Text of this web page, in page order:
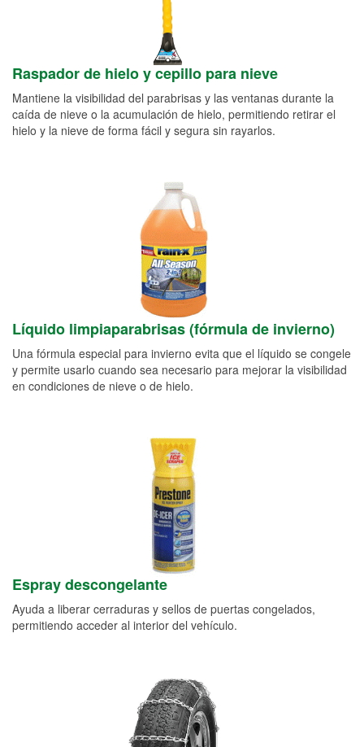
Raspador de hielo y cepillo para nieve
Mantiene la visibilidad del parabrisas y las ventanas durante la
caída de nieve o la acumulación de hielo, permitiendo retirar el
hielo y la nieve de forma fácil y segura sin rayarlos.
Líquido limpiaparabrisas (fórmula de invierno)
Una fórmula especial para invierno evita que el líquido se congele
y permite usarlo cuando sea necesario para mejorar la visibilidad
en condiciones de nieve o de hielo.
Espray descongelante
Ayuda a liberar cerraduras y sellos de puertas congelados,
permitiendo acceder al interior del vehículo.